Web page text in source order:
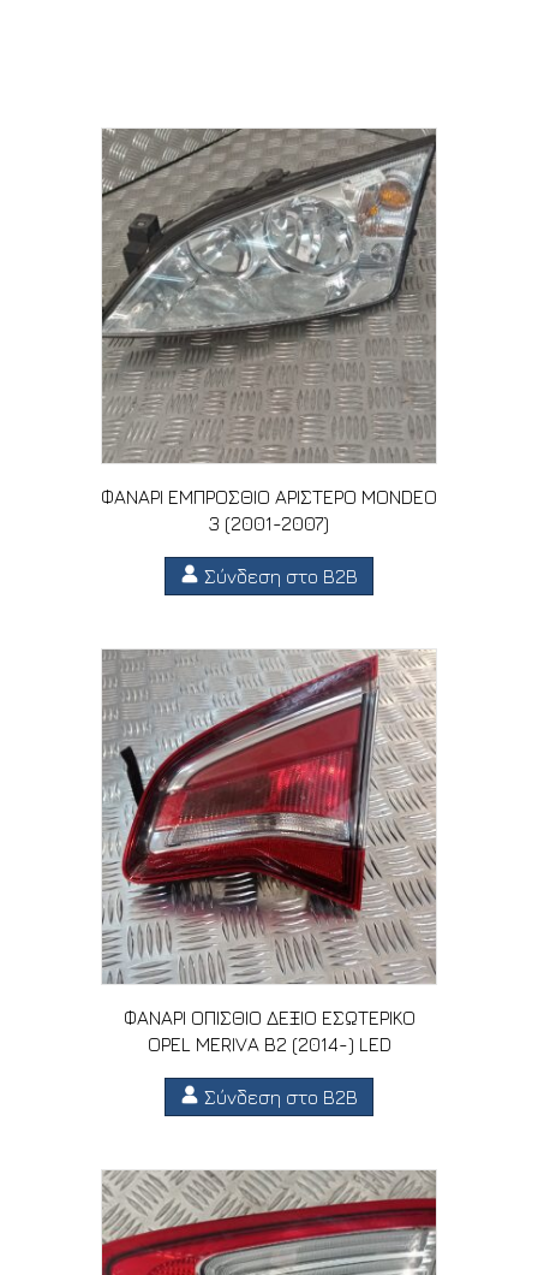
ΦΑΝΑΡΙ ΕΜΠΡΟΣΘΙΟ ΑΡΙΣΤΕΡΟ MONDEO
3 (2001-2007)
Σύνδεση στο B2B
ΦΑΝΑΡΙ ΟΠΙΣΘΙΟ ΔΕΞΙΟ ΕΣΩΤΕΡΙΚΟ
OPEL MERIVA B2 (2014-) LED
Σύνδεση στο B2B